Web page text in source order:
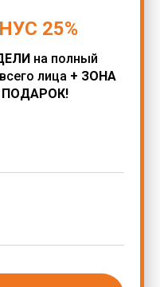
25%
на полный
лица + ЗОНА